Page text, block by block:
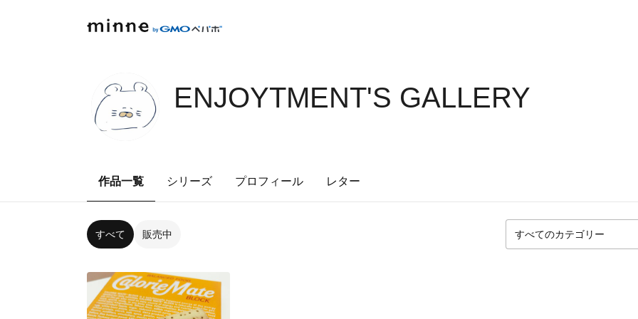
ENJOYTMENT'S GALLERY
作品一覧 シリーズ プロフィール レター
すべて 販売中